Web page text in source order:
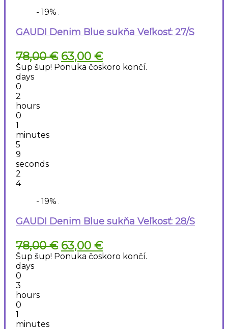
- 19%
GAUDI Denim Blue sukňa Veľkosť: 27/S
78,00€ Pôvodná
cena
bola:
63,00 €Aktuálna
cena
je:
Šup šup! Ponuka čoskoro končí.
days
0
2
hours
0
1
minutes
5
9
seconds
2
3
- 19%
GAUDI Denim Blue sukňa Veľkosť: 28/S
78,00€ Pôvodná
cena
bola:
63,00 €Aktuálna
cena
je:
Šup šup! Ponuka čoskoro končí.
days
0
3
hours
0
1
minutes